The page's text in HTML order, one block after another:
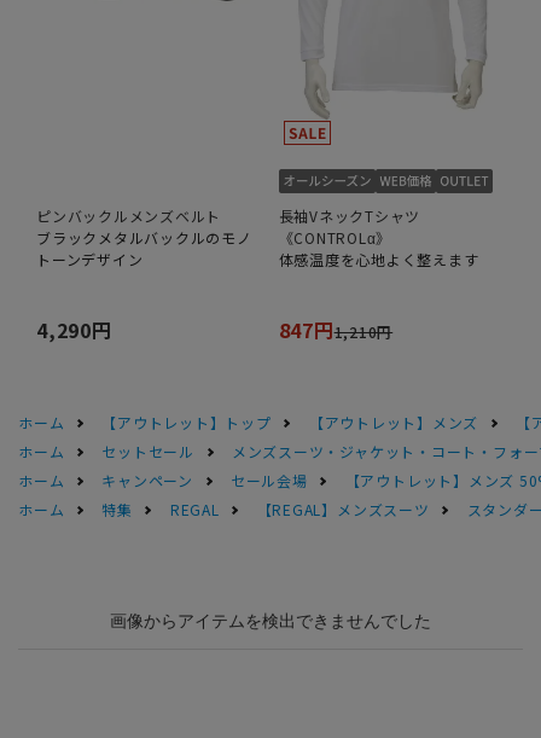
ピンバックルメンズベルト
ブラックメタルバックルのモノ
トーンデザイン
4,290円
長袖VネックTシャツ
《CONTROLα》
体感温度を心地よく整えます
847円1,210円
ホーム 【アウトレット】トップ 【アウトレット】メンズ
ホーム
セットセール
メンズスーツ・ジャケット・コート・フォ
ホーム
キャンペーン セール会場
【アウトレット】メンズ
ホーム
特集 REGAL 【REGAL】メンズスーツ スタンダ